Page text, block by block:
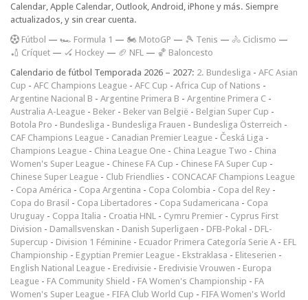
Calendar, Apple Calendar, Outlook, Android, iPhone y más. Siempre
actualizados, y sin crear cuenta.
Fútbol — 🏎️ Formula 1 — 🏍 MotoGP — 🎾 Tenis — 🚴 Ciclismo —
🏏 Críquet — 🏑 Hockey — 🏈 NFL — 🏀 Baloncesto
Calendario de fútbol Temporada 2026 – 2027: 2. Bundesliga - AFC Asian
Cup - AFC Champions League - AFC Cup - Africa Cup of Nations -
Argentine Nacional B - Argentine Primera B - Argentine Primera C -
Australia A-League - Beker - Beker van België - Belgian Super Cup -
Botola Pro - Bundesliga - Bundesliga Frauen - Bundesliga Österreich -
CAF Champions League - Canadian Premier League - Česká Liga -
Champions League - China League One - China League Two - China
Women's Super League - Chinese FA Cup - Chinese FA Super Cup -
Chinese Super League - Club Friendlies - CONCACAF Champions League
- Copa América - Copa Argentina - Copa Colombia - Copa del Rey -
Copa do Brasil - Copa Libertadores - Copa Sudamericana - Copa
Uruguay - Coppa Italia - Croatia HNL - Cymru Premier - Cyprus First
Division - Damallsvenskan - Danish Superligaen - DFB-Pokal - DFL-
Supercup - Division 1 Féminine - Ecuador Primera Categoría Serie A - EFL
Championship - Egyptian Premier League - Ekstraklasa - Eliteserien -
English National League - Eredivisie - Eredivisie Vrouwen - Europa
League - FA Community Shield - FA Women's Championship - FA
Women's Super League - FIFA Club World Cup - FIFA Women's World